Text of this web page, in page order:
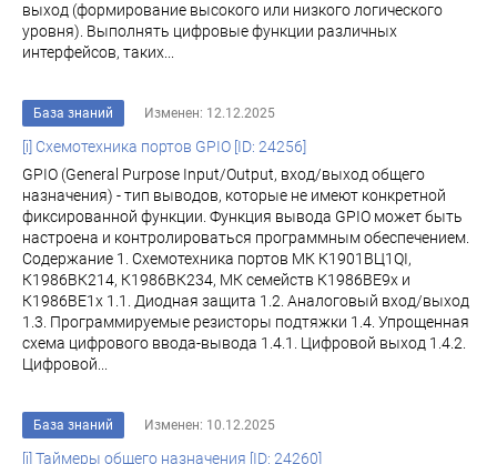
выход (формирование высокого или низкого логического
уровня). Выполнять цифровые функции различных
интерфейсов, таких...
База знаний Изменен: 12.12.2025
[i] Схемотехника портов GPIO [ID: 24256]
GPIO (General Purpose Input/Output, вход/выход общего
назначения) - тип выводов, которые не имеют конкретной
фиксированной функции. Функция вывода GPIO может быть
настроена и контролироваться программным обеспечением.
Содержание 1. Схемотехника портов МК К1901ВЦ1QI,
К1986ВК214, К1986ВК234, МК семейств К1986ВЕ9x и
К1986ВЕ1x 1.1. Диодная защита 1.2. Аналоговый вход/выход
1.3. Программируемые резисторы подтяжки 1.4. Упрощенная
схема цифрового ввода-вывода 1.4.1. Цифровой выход 1.4.2.
Цифровой...
База знаний Изменен: 10.12.2025
[i] Таймеры общего назначения [ID: 24260]